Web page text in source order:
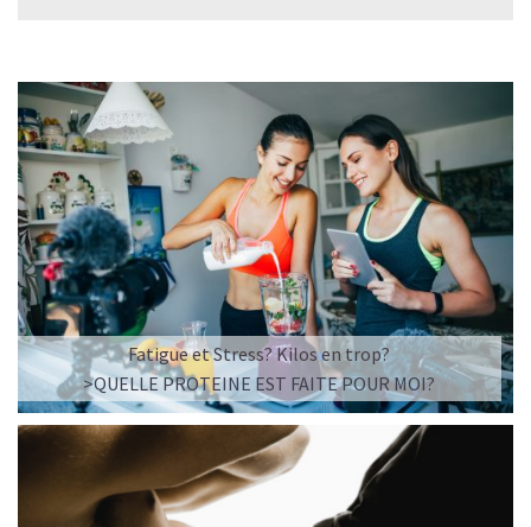
Fatigue et Stress? Kilos en trop?
>QUELLE PROTEINE EST FAITE POUR MOI?